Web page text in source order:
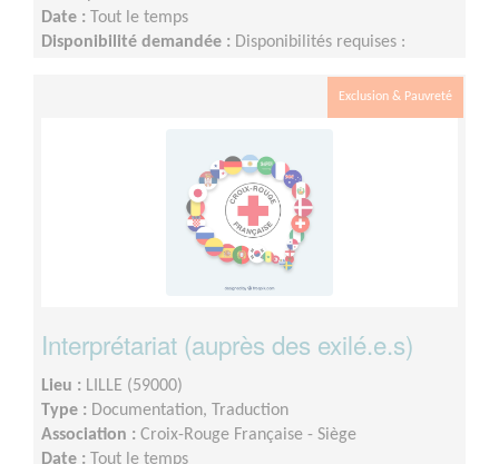
Date : Tout le temps
Disponibilité demandée : Disponibilités requises :
Exclusion & Pauvreté
Interprétariat (auprès des exilé.e.s)
Lieu : LILLE (59000)
Type : Documentation, Traduction
Association : Croix-Rouge Française - Siège
Date : Tout le temps